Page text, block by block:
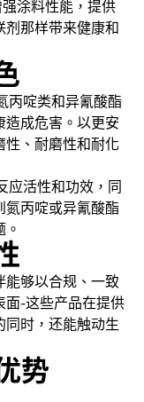
涂料性能，提供
剂那样带来健康和
丙啶类和异氰酸酯
造成危害。以更安
性、耐磨性和耐化
应活性和功效，同
氮丙啶或异氰酸酯
能够以合规、一致
面-这些产品在提供
同时，还能触动生
势